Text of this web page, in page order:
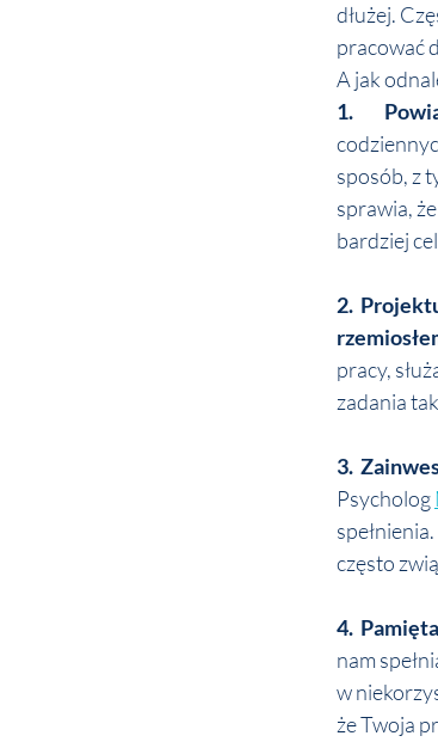
dłużej.
pracować
A jak
1.
sposób, z
sprawia,
bardziej
2.
pracy,
zadania
3.
Psycholog
często
4.
nam
w
że Twoja